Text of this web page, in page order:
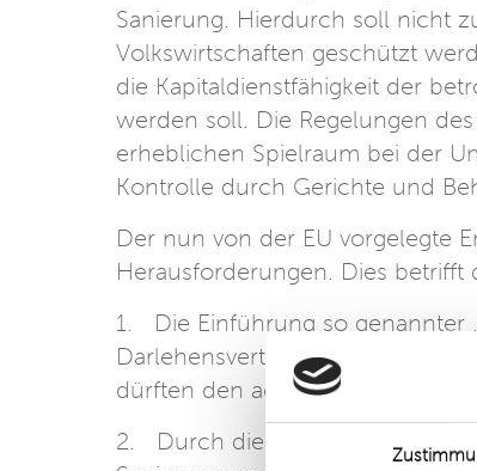
Sanierung. Hierdurch soll nicht
Volkswirtschaften geschützt
die Kapitaldienstfähigkeit der
werden soll. Die Regelungen
erheblichen Spielraum bei der
Kontrolle durch Gerichte und
Der nun von der EU vorgelegte
Herausforderungen. Dies betrifft
1. Die Einführung so genannter
Darlehensverträgen sowie
dürften den administrativen
2. Durch die vorgesehene